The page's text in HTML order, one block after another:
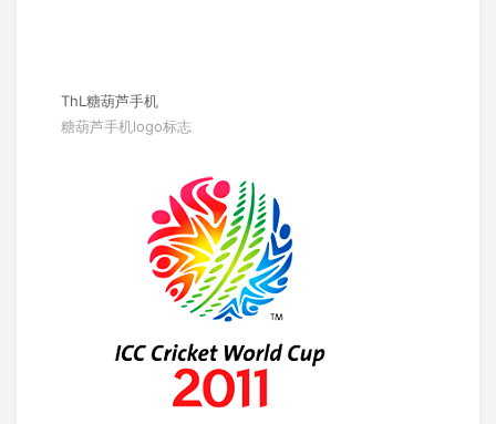
ThL糖葫芦手机
糖葫芦手机logo标志